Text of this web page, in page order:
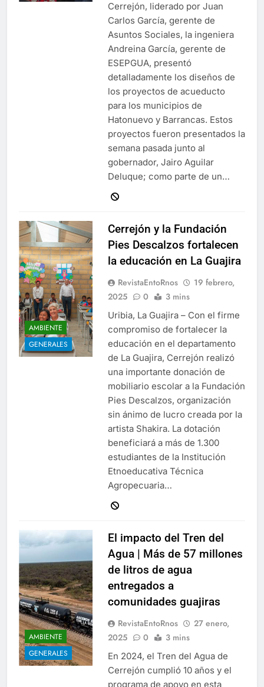
Cerrejón, liderado por Juan
Carlos García, gerente de
Asuntos Sociales, la ingeniera
Andreina García, gerente de
ESEPGUA, presentó
detalladamente los diseños de
los proyectos de acueducto
para los municipios de
Hatonuevo y Barrancas. Estos
proyectos fueron presentados la
semana pasada junto al
gobernador, Jairo Aguilar
Deluque; como parte de un…
AMBIENTE
GENERALES
Cerrejón y la Fundación
Pies Descalzos fortalecen
la educación en La Guajira
RevistaEntoRnos
19 febrero,
2025
0 3 mins
Uribia, La Guajira – Con el firme
compromiso de fortalecer la
educación en el departamento
de La Guajira, Cerrejón realizó
una importante donación de
mobiliario escolar a la Fundación
Pies Descalzos, organización
sin ánimo de lucro creada por la
artista Shakira. La dotación
beneficiará a más de 1.300
estudiantes de la Institución
Etnoeducativa Técnica
Agropecuaria…
AMBIENTE
GENERALES
El impacto del Tren del
Agua | Más de 57 millones
de litros de agua
entregados a
comunidades guajiras
RevistaEntoRnos
27 enero,
2025
0 3 mins
En 2024, el Tren del Agua de
Cerrejón cumplió 10 años y el
programa de apoyo en esta